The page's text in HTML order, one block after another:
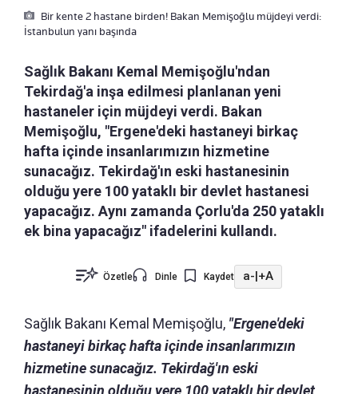
Bir kente 2 hastane birden! Bakan Memişoğlu müjdeyi verdi:
İstanbulun yanı başında
Sağlık Bakanı Kemal Memişoğlu'ndan
Tekirdağ'a inşa edilmesi planlanan yeni
hastaneler için müjdeyi verdi. Bakan
Memişoğlu, "Ergene'deki hastaneyi birkaç
hafta içinde insanlarımızın hizmetine
sunacağız. Tekirdağ'ın eski hastanesinin
olduğu yere 100 yataklı bir devlet hastanesi
yapacağız. Aynı zamanda Çorlu'da 250 yataklı
ek bina yapacağız" ifadelerini kullandı.
Özetle Dinle Kaydet a-|+A
Sağlık Bakanı Kemal Memişoğlu, "Ergene'deki
hastaneyi birkaç hafta içinde insanlarımızın
hizmetine sunacağız. Tekirdağ'ın eski
hastanesinin olduğu yere 100 yataklı bir devlet